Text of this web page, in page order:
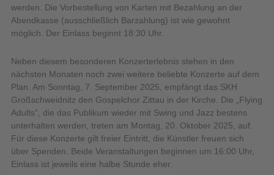
werden. Die Vorbestellung von Karten mit Bezahlung an der
Abendkasse (ausschließlich Barzahlung) ist wie gewohnt
möglich. Der Einlass beginnt 18:30 Uhr.
Neben diesem besonderen Konzerterlebnis stehen in den
nächsten Monaten noch zwei weitere beliebte Konzerte auf dem
Plan. Am Sonntag, 7. September 2025, empfängt das SKH
Großschweidnitz den Gospelchor Zittau in der Kirche. Die „Flying
Adults“, die das Publikum wieder mit Swing und Jazz bestens
unterhalten werden, treten am Montag, 20. Oktober 2025, auf.
Für diese Konzerte gilt freier Eintritt, die Künstler freuen sich
über Spenden. Beide Veranstaltungen beginnen um 16:00 Uhr,
Einlass ist jeweils eine halbe Stunde eher.